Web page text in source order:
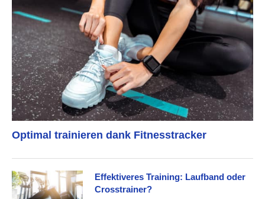
Optimal trainieren dank Fitnesstracker
Effektiveres Training: Laufband oder
Crosstrainer?